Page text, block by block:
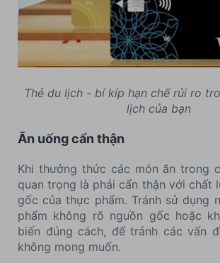
Thẻ du lịch - bí kíp hạn chế rủi ro
lịch của bạn
Ăn uống cẩn thận
Khi thưởng thức các món ăn trong
quan trọng là phải cẩn thận với chất
gốc của thực phẩm. Tránh sử dụng
phẩm không rõ nguồn gốc hoặc
biến đúng cách, để tránh các vấn
không mong muốn.